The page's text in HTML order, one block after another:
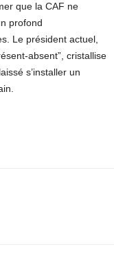
que la CAF ne
profond
Le président actuel,
absent”, cristallise
s’installer un